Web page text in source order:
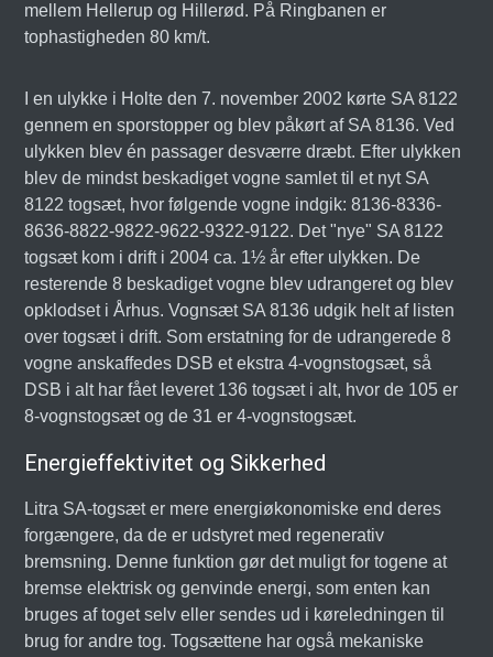
mellem Hellerup og Hillerød. På Ringbanen er
tophastigheden 80 km/t.
I en ulykke i Holte den 7. november 2002 kørte SA 8122
gennem en sporstopper og blev påkørt af SA 8136. Ved
ulykken blev én passager desværre dræbt. Efter ulykken
blev de mindst beskadiget vogne samlet til et nyt SA
8122 togsæt, hvor følgende vogne indgik: 8136-8336-
8636-8822-9822-9622-9322-9122. Det "nye" SA 8122
togsæt kom i drift i 2004 ca. 1½ år efter ulykken. De
resterende 8 beskadiget vogne blev udrangeret og blev
opklodset i Århus. Vognsæt SA 8136 udgik helt af listen
over togsæt i drift. Som erstatning for de udrangerede 8
vogne anskaffedes DSB et ekstra 4-vognstogsæt, så
DSB i alt har fået leveret 136 togsæt i alt, hvor de 105 er
8-vognstogsæt og de 31 er 4-vognstogsæt.
Energieffektivitet og Sikkerhed
Litra SA-togsæt er mere energiøkonomiske end deres
forgængere, da de er udstyret med regenerativ
bremsning. Denne funktion gør det muligt for togene at
bremse elektrisk og genvinde energi, som enten kan
bruges af toget selv eller sendes ud i køreledningen til
brug for andre tog. Togsættene har også mekaniske